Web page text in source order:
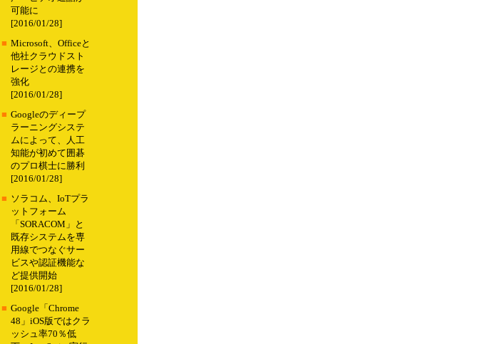
可能に
[2016/01/28]
■ Microsoft、Officeと
他社クラウドスト
レージとの連携を
強化
[2016/01/28]
■ Googleのディープ
ラーニングシステ
ムによって、人工
知能が初めて囲碁
のプロ棋士に勝利
[2016/01/28]
■ ソラコム、IoTプラ
ットフォーム
「SORACOM」と
既存システムを専
用線でつなぐサー
ビスや認証機能な
ど提供開始
[2016/01/28]
■ Google「Chrome
48」iOS版ではクラ
ッシュ率70％低